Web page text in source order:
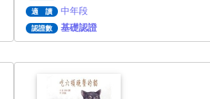
適 讀 中年段
認證數 基礎認證